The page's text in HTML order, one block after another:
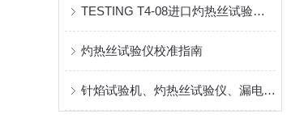
TESTING T4-08进口灼热丝试验机产品介绍
灼热丝试验仪校准指南
针焰试验机、灼热丝试验仪、漏电起痕试验机三大机的区别